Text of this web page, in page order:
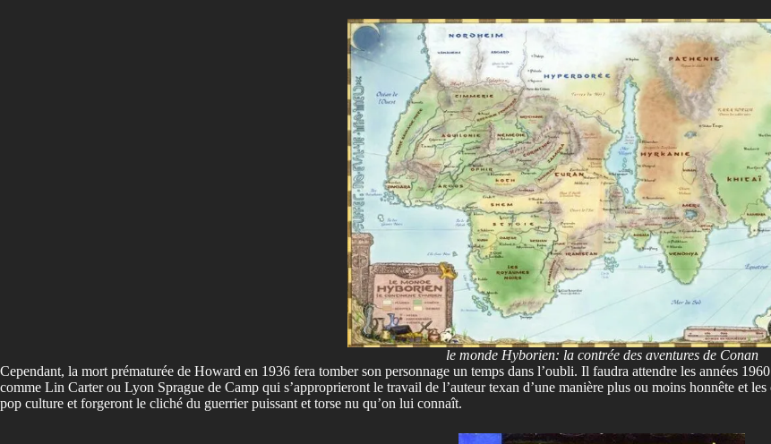
le monde Hyborien: la contrée des aventures de Conan
Cependant, la mort prématurée de Howard en 1936 fera tomber son personnage un temps dans l’oubli. Il faudra attendre les années
comme Lin Carter ou Lyon Sprague de Camp qui s’approprieront le travail de l’auteur texan d’une manière plus ou moins honnête et
pop culture et forgeront le cliché du guerrier puissant et torse nu qu’on lui connaît.